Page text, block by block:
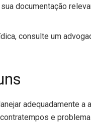
documentação
consulte um
adequadamente a
e